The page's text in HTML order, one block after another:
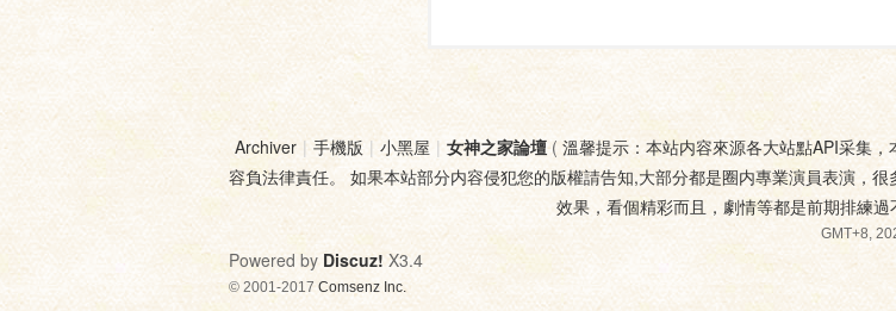
Archiver | 手機版 | 小黑屋 | 女神之家論壇( 溫馨提示：本站内容來源各大站點API采集
容負法律責任。 如果本站部分内容侵犯您的版權請告知,大部分都是圈内專業演員表演，
效果，看個精彩而且，劇情等都是前期排練
GMT+8,
Powered by Discuz! X3.4
© 2001-2017 Comsenz Inc.